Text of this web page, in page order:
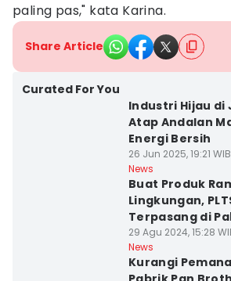
paling pas," kata Karina.
Share Article
Curated For You
Industri Hijau di
Atap Andalan
Energi Bersih
26 Jun 2025, 19:21 WIB
News
Buat Produk
Lingkungan,
Terpasang di
29 Agu 2024, 15:28
News
Kurangi